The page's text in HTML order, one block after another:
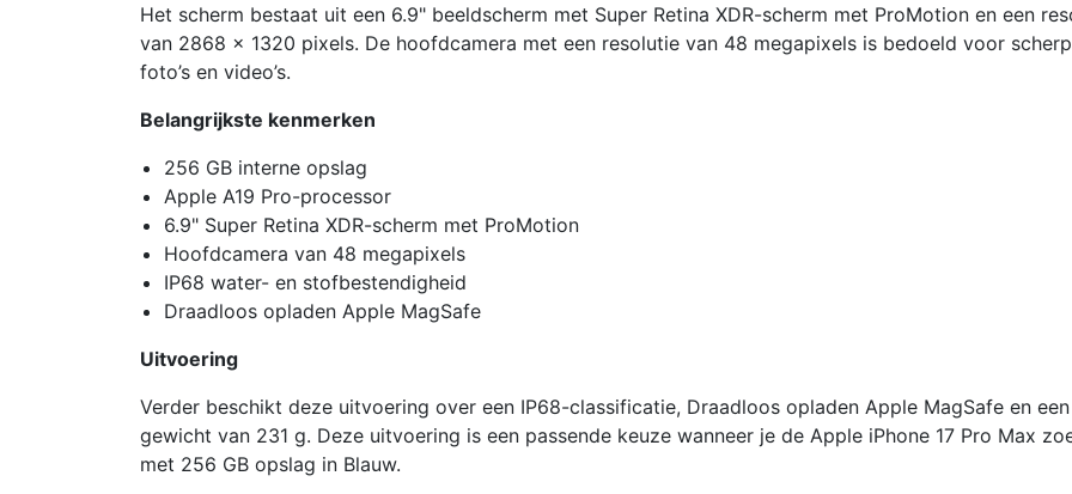
Het scherm bestaat uit een 6.9" beeldscherm met Super Retina XDR-scherm met ProMotion en een
van 2868 x 1320 pixels. De hoofdcamera met een resolutie van 48 megapixels is bedoeld voor
foto’s en video’s.
Belangrijkste kenmerken
256 GB interne opslag
Apple A19 Pro-processor
6.9" Super Retina XDR-scherm met ProMotion
Hoofdcamera van 48 megapixels
IP68 water- en stofbestendigheid
Draadloos opladen Apple MagSafe
Uitvoering
Verder beschikt deze uitvoering over een IP68-classificatie, Draadloos opladen Apple MagSafe en een
gewicht van 231 g. Deze uitvoering is een passende keuze wanneer je de Apple iPhone 17 Pro Max
met 256 GB opslag in Blauw.